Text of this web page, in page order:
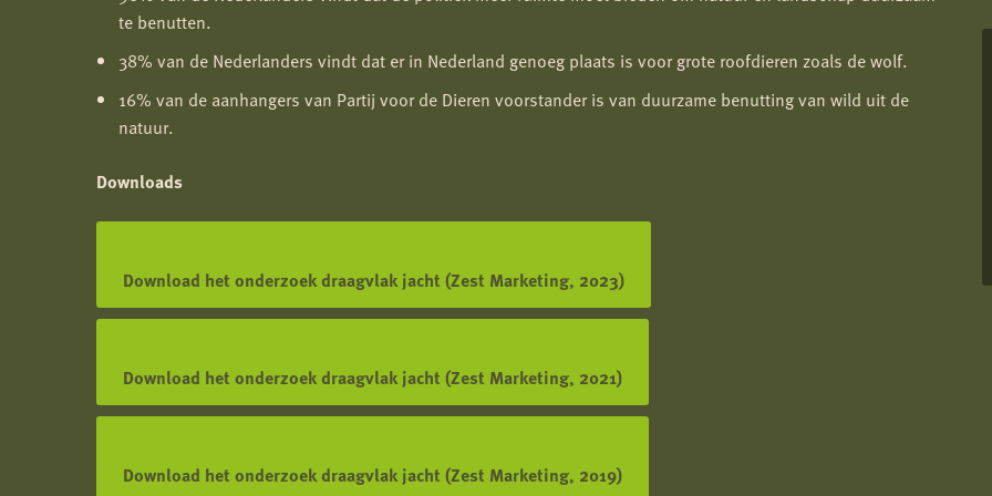
te benutten.
38% van de Nederlanders vindt dat er in Nederland genoeg plaats is voor grote roofdieren zoals de wolf.
16% van de aanhangers van Partij voor de Dieren voorstander is van duurzame benutting van wild uit de
natuur.
Downloads
Download het onderzoek draagvlak jacht (Zest Marketing, 2023)
Opent
een
nieuwe
Download het onderzoek draagvlak jacht (Zest Marketing, 2021)
Opent
een
Download het onderzoek draagvlak jacht (Zest Marketing, 2019)